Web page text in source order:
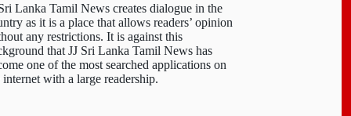
Lanka Tamil News creates dialogue in the
as it is a place that allows readers’ opinion
any restrictions. It is against this
that JJ Sri Lanka Tamil News has
one of the most searched applications on
internet with a large readership.